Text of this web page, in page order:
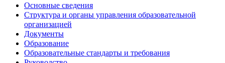
Основные сведения
Структура и органы управления образовательной
организацией
Документы
Образование
Образовательные стандарты и требования